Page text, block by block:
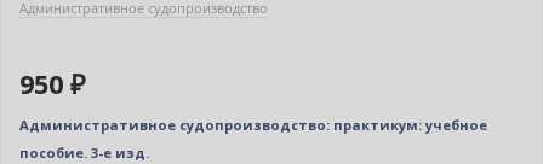
Административное судопроизводство
950 ₽
Административное судопроизводство: практикум: учебное
пособие. 3-е изд.